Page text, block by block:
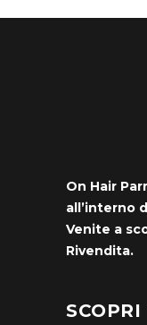
On Hair
all’interno
Venite a
Rivendita.